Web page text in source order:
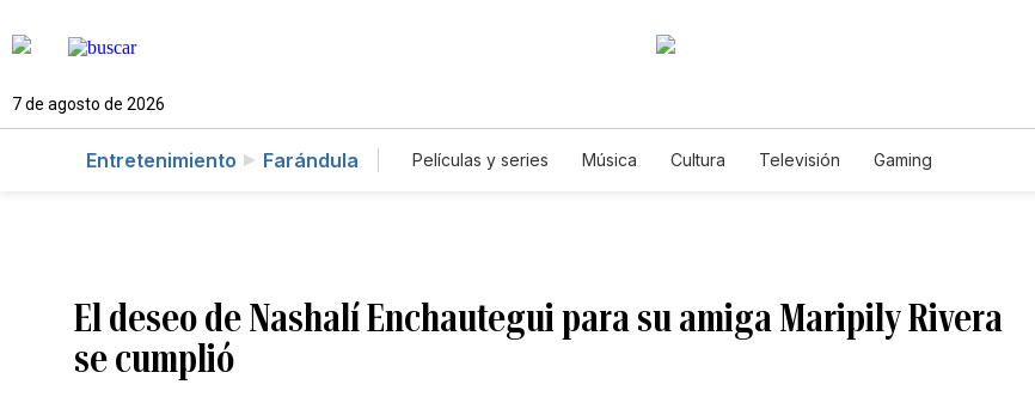
7 de agosto de 2026
Entretenimiento Farándula Películas y series Música Cultura Televisión Gaming
El deseo de Nashalí Enchautegui para su amiga Maripily Rivera
se cumplió